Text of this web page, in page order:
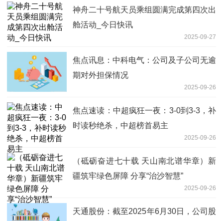
神舟二十号航天员乘组圆满完成第四次出
舱活动_今日快讯
2025-09-27
焦点讯息：中科电气：公司及子公司无逾
期对外担保情况
2025-09-26
焦点速读：中超疯狂一夜：3-0到3-3，补
时读秒绝杀，中超榜首易主
2025-09-26
（砥砺奋进七十载 天山南北谱华章）新
疆筑牢绿色屏障 分享“治沙智慧”
2025-09-26
天通股份：截至2025年6月30日，公司股